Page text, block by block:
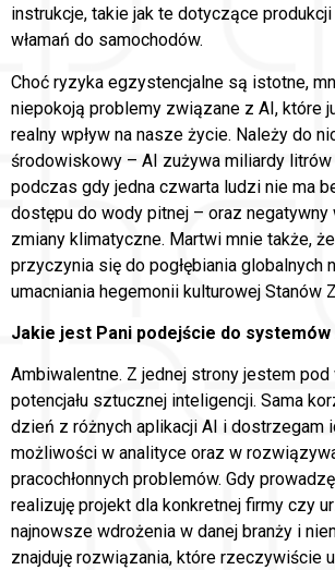
instrukcje, takie jak te dotyczące
włamań do samochodów.
Choć ryzyka egzystencjalne są istotne,
niepokoją problemy związane z AI, które
realny wpływ na nasze życie. Należy do
środowiskowy – AI zużywa miliardy
podczas gdy jedna czwarta ludzi nie ma
dostępu do wody pitnej – oraz negatywny
zmiany klimatyczne. Martwi mnie także,
przyczynia się do pogłębiania globalnych
umacniania hegemonii kulturowej Stanów
Jakie jest Pani podejście do systemów
Ambiwalentne. Z jednej strony jestem pod
potencjału sztucznej inteligencji. Sama
dzień z różnych aplikacji AI i dostrzegam
możliwości w analityce oraz w
pracochłonnych problemów. Gdy
realizuję projekt dla konkretnej firmy czy
najnowsze wdrożenia w danej branży i
znajduję rozwiązania, które rzeczywiście